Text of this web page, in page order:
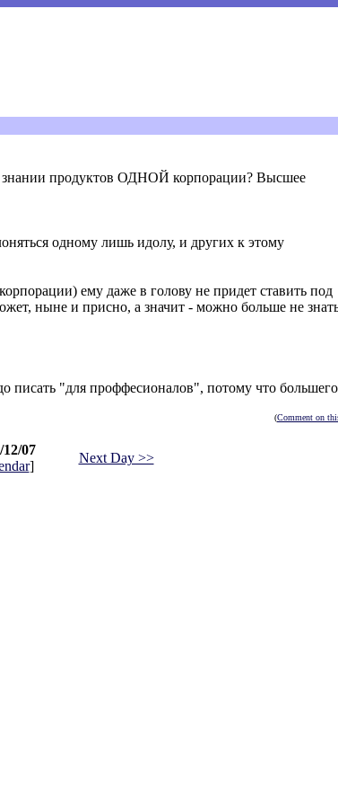
знании продуктов ОДНОЙ корпорации? Высшее
одному лишь идолу, и других к этому
ему даже в голову не придет ставить под
ныне и присно, а значит - можно больше не
писать "для проффесионалов", потому что большего
(Comment on
12/07
]
Next Day >>